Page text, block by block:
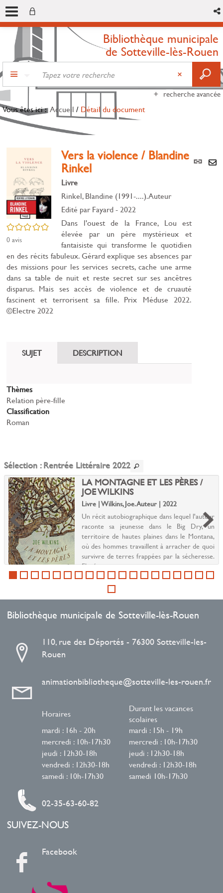
Bibliothèque municipale
de Sotteville-lès-Rouen
recherche avancée
Vous êtes ici : Accueil / Détail du document
Lien
/5
0avis
Vers la violence / Blandine
Rinkel
Livre
Rinkel, Blandine (1991-....). Auteur
Edité par Fayard- 2022
Dans l'ouest de la France, Lou est
élevée par un père mystérieux et
fantaisiste qui transforme le quotidien
en des récits fabuleux. Gérard explique ses absences par
des missions pour les services secrets, cache une arme
dans sa table de nuit et reste secret sur ses ancêtres
disparus. Mais ses accès de violence et de cruauté
fascinent et terrorisent sa fille. Prix Méduse 2022.
©Electre 2022
SUJET DESCRIPTION
Thèmes
Relation père-fille
Classification
Roman
Sélection : Rentrée Littéraire 2022
LA MONTAGNE ET LES PÈRES /
JOE WILKINS
Livre | Wilkins, Joe. Auteur | 2022
Un récit autobiographique dans lequel l'auteur
raconte sa jeunesse dans le Big Dry, un
territoire de hautes plaines dans le Montana,
où des hommes travaillent à arracher de quoi
survivre de terres frappées par la sécheresse.
Elevé...
Bibliothèque municipale de Sotteville-lès-Rouen
110, rue des Déportés - 76300 Sotteville-les-
Rouen
animationbibliotheque@sotteville-les-rouen.fr
Horaires
Durant les vacances
scolaires
mardi : 16h - 20h
mardi : 15h - 19h
mercredi : 10h-17h30
mercredi : 10h-17h30
jeudi : 12h30-18h
jeudi : 12h30-18h
vendredi : 12h30-18h
vendredi : 12h30-18h
samedi : 10h-17h30
samedi 10h-17h30
02-35-63-60-82
SUIVEZ-NOUS
Facebook